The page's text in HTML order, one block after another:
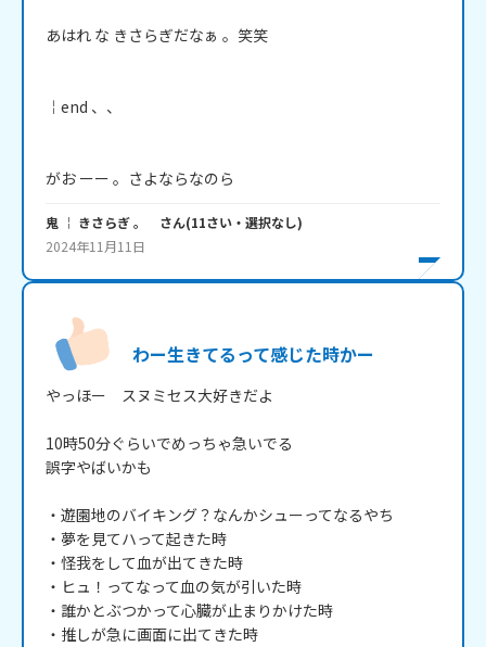
あはれ な きさらぎだなぁ 。笑笑
￤end 、、
がお ーー 。さよならなのら
鬼 ￤ きさらぎ 。 さん(11さい・ 選択なし)
2024年11月11日
わー生きてるって感じた時かー
やっほー　スヌミセス大好きだよ
10時50分ぐらいでめっちゃ急いでる
誤字やばいかも
・遊園地のバイキング？なんかシューってなるやち
・夢を見てハって起きた時
・怪我をして血が出てきた時
・ヒュ！ってなって血の気が引いた時
・誰かとぶつかって心臓が止まりかけた時
・推しが急に画面に出てきた時